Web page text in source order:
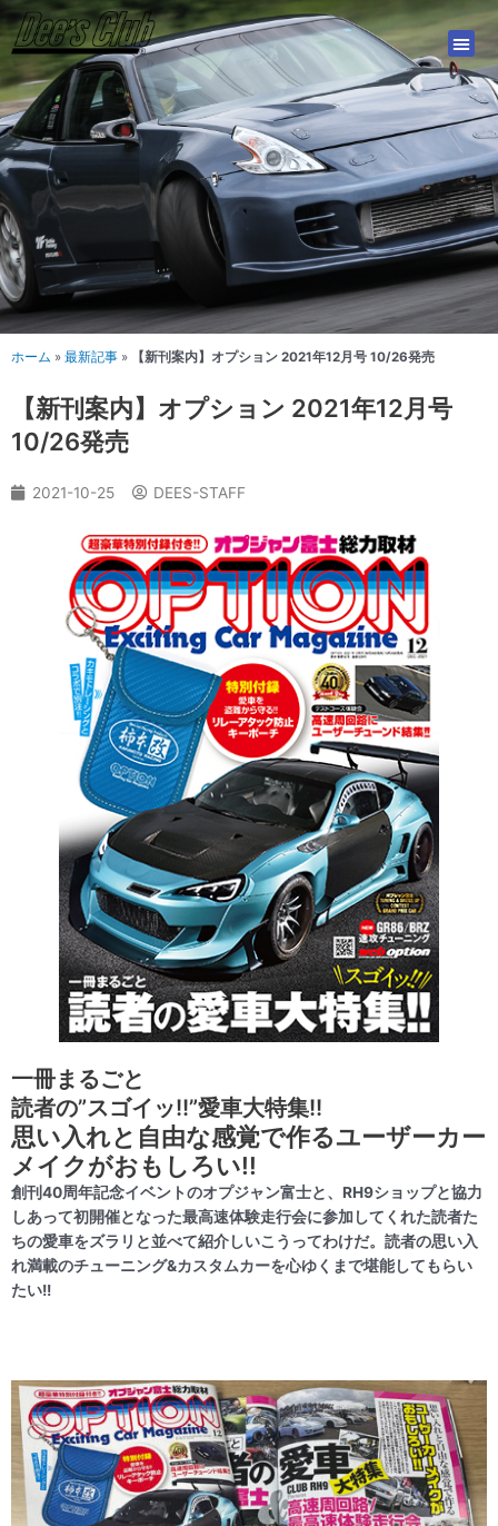
内
容
を
ス
キ
ッ
プ
ホーム » 最新記事 » 【新刊案内】オプション 2021年12月号 10/26発売
【新刊案内】オプション 2021年12月号
10/26発売
2021-10-25 DEES-STAFF
一冊まるごと
読者の”スゴイッ!!”愛車大特集!!
思い入れと自由な感覚で作るユーザーカー
メイクがおもしろい!!
創刊40周年記念イベントのオプジャン富士と、RH9ショップと協力
しあって初開催となった最高速体験走行会に参加してくれた読者た
ちの愛車をズラリと並べて紹介しいこうってわけだ。読者の思い入
れ満載のチューニング&カスタムカーを心ゆくまで堪能してもらい
たい!!